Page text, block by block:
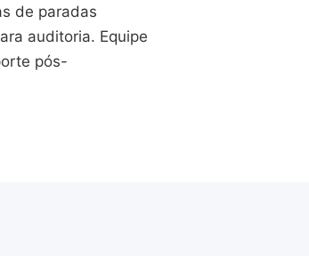
de paradas
auditoria. Equipe
pós-